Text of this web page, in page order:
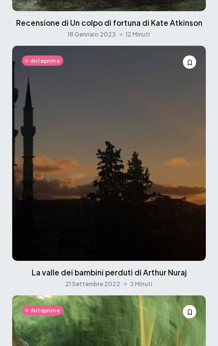
Recensione di Un colpo di fortuna di Kate Atkinson
18 Gennaio 2023 12 Minuti
Anteprime
La valle dei bambini perduti di Arthur Nuraj
21 Settembre 2022 3 Minuti
Anteprime